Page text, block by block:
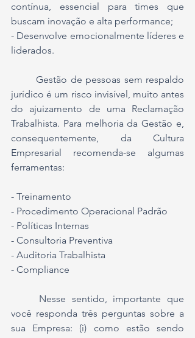
contínua, essencial para times que
buscam inovação e alta performance;
- Desenvolve emocionalmente líderes e
liderados.
	Gestão de pessoas sem respaldo
jurídico é um risco invisível, muito antes
do ajuizamento de uma Reclamação
Trabalhista. Para melhoria da Gestão e,
consequentemente, da Cultura
Empresarial recomenda-se algumas
ferramentas:
- Treinamento
- Procedimento Operacional Padrão
- Políticas Internas
- Consultoria Preventiva
- Auditoria Trabalhista
- Compliance
você responda três perguntas sobre a
sua Empresa: (i) como estão sendo